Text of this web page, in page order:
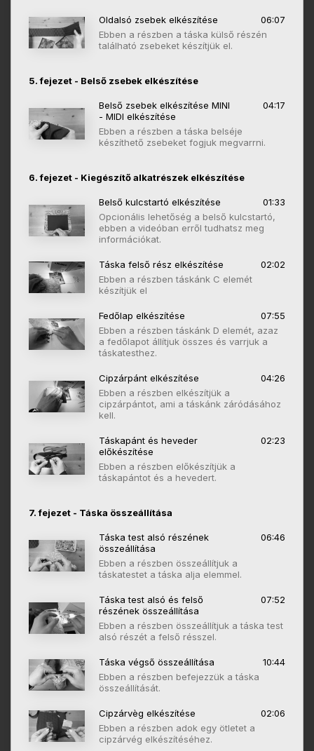
Oldalsó zsebek elkészítése
06:07
Ebben a részben a táska külső részén
található zsebeket készítjük el.
5. fejezet - Belső zsebek elkészítése
Belső zsebek elkészítése MINI
- MIDI elkészítése
04:17
Ebben a részben a táska belséje
készíthető zsebeket fogjuk megvarrni.
6. fejezet - Kiegészítő alkatrészek elkészítése
Belső kulcstartó elkészítése
01:33
Opcionális lehetőség a belső kulcstartó,
ebben a videóban erről tudhatsz meg
információkat.
Táska felső rész elkészítése
02:02
Ebben a részben táskánk C elemét
készítjük el
Fedőlap elkészítése
07:55
Ebben a részben táskánk D elemét, azaz
a fedőlapot állítjuk összes és varrjuk a
táskatesthez.
Cipzárpánt elkészítése
04:26
Ebben a részben elkészítjük a
cipzárpántot, ami a táskánk záródásához
kell.
Táskapánt és heveder
előkészítése
02:23
Ebben a részben előkészítjük a
táskapántot és a hevedert.
7. fejezet - Táska összeállítása
Táska test alsó részének
összeállítása
06:46
Ebben a részben összeállítjuk a
táskatestet a táska alja elemmel.
Táska test alsó és felső
részének összeállítása
07:52
Ebben a részben összeállítjuk a táska test
alsó részét a felső résszel.
Táska végső összeállítása
10:44
Ebben a részben befejezzük a táska
összeállítását.
Cipzárvèg elkészítése
02:06
Ebben a részben adok egy ötletet a
cipzárvég elkészítéséhez.